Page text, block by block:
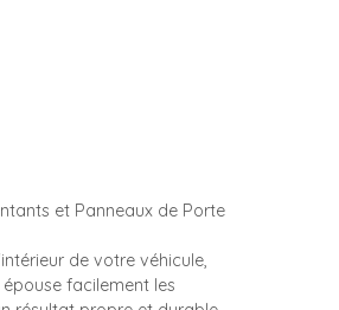
et Panneaux de Porte
de votre véhicule,
facilement les